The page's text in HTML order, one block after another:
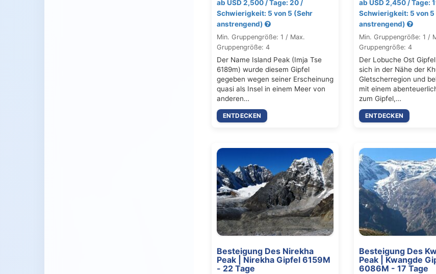
ab USD 2,500 / Tage: 20 /
Schwierigkeit: 5 von 5 (Sehr
anstrengend)
Min. Gruppengröße: 1 / Max.
Gruppengröße: 4
Der Name Island Peak (Imja Tse
6189m) wurde diesem Gipfel
gegeben wegen seiner Erscheinung
quasi als Insel in einem Meer von
anderen…
ENTDECKEN
ab USD 2,450 / Tage:
Schwierigkeit: 5 von 5
anstrengend)
Min. Gruppengröße: 1 /
Gruppengröße: 4
Der Lobuche Ost
sich in der Nähe der
Gletscherregion und
mit einem
zum Gipfel,…
ENTDECKEN
Besteigung Des Nirekha
Peak | Nirekha Gipfel 6159M
- 22 Tage
Besteigung Des
Peak | Kwangde
6086M - 17 Tage